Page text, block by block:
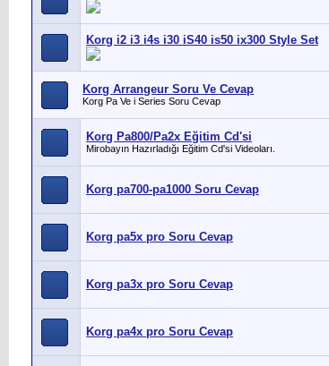
Korg i2 i3 i4s i30 iS40 is50 ix300 Style Set
Korg Arrangeur Soru Ve Cevap
Korg Pa Ve i Series Soru Cevap
Korg Pa800/Pa2x Eğitim Cd'si
Mirobayın Hazırladığı Eğitim Cd'si Videoları.
Korg pa700-pa1000 Soru Cevap
Korg pa5x pro Soru Cevap
Korg pa3x pro Soru Cevap
Korg pa4x pro Soru Cevap